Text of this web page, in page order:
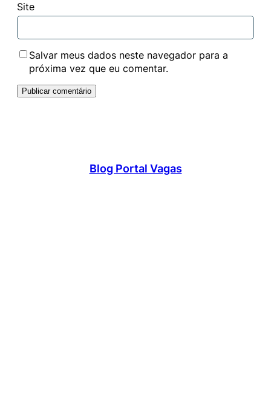
Site
Salvar meus dados neste navegador para a
próxima vez que eu comentar.
Blog Portal Vagas